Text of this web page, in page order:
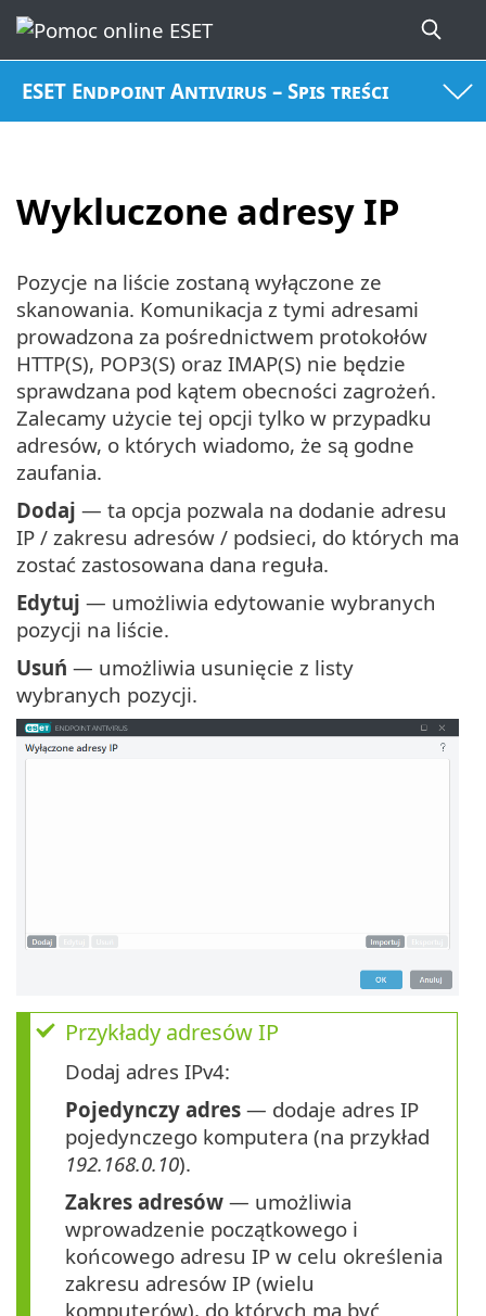
ESET Endpoint Antivirus – Spis treści
Wykluczone adresy IP
Pozycje na liście zostaną wyłączone ze
skanowania. Komunikacja z tymi adresami
prowadzona za pośrednictwem protokołów
HTTP(S), POP3(S) oraz IMAP(S) nie będzie
sprawdzana pod kątem obecności zagrożeń.
Zalecamy użycie tej opcji tylko w przypadku
adresów, o których wiadomo, że są godne
zaufania.
Dodaj — ta opcja pozwala na dodanie adresu
IP / zakresu adresów / podsieci, do których ma
zostać zastosowana dana reguła.
Edytuj — umożliwia edytowanie wybranych
pozycji na liście.
Usuń — umożliwia usunięcie z listy
wybranych pozycji.
Przykłady adresów IP
Dodaj adres IPv4:
Pojedynczy adres — dodaje adres IP
pojedynczego komputera (na przykład
192.168.0.10).
Zakres adresów — umożliwia
wprowadzenie początkowego i
końcowego adresu IP w celu określenia
zakresu adresów IP (wielu
komputerów), do których ma być